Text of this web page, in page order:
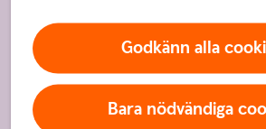
Godkänn alla
Bara nödvändiga
Om oss
Om Laholms Sparbank